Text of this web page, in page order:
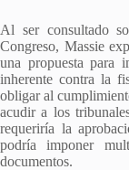
Al ser consultado
Congreso, Massie
una propuesta para
inherente contra la
obligar al
acudir a los
requeriría la
podría imponer
documentos.